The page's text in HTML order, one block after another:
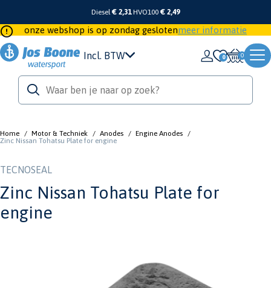
Diesel€ 2,31 HVO100 € 2,49
onze webshop is op zondag geslotenmeer informatie
Incl. BTW 0
Home / Motor & Techniek / Anodes / Engine Anodes /
Zinc Nissan Tohatsu Plate for engine
TECNOSEAL
Zinc Nissan Tohatsu Plate for
engine